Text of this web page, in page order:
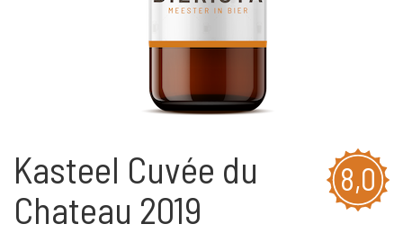
8,0
Kasteel Cuvée du
Chateau 2019